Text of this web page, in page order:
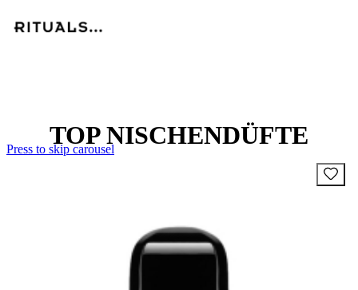
TOP NISCHENDÜFTE
Press to skip carousel